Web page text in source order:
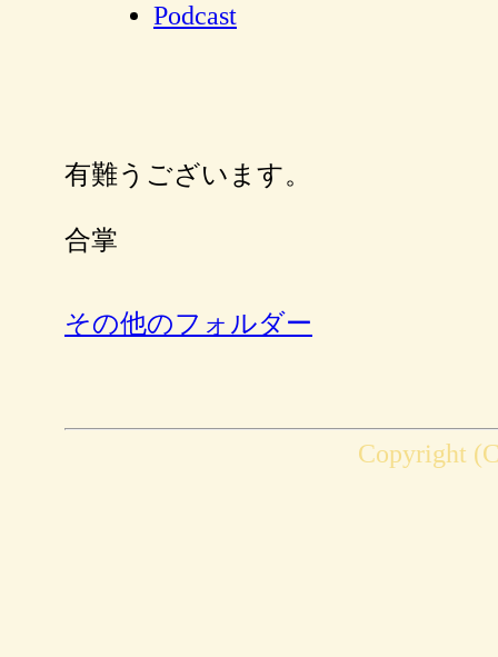
Podcast
有難うございます。
合掌
その他のフォルダー
Copyright